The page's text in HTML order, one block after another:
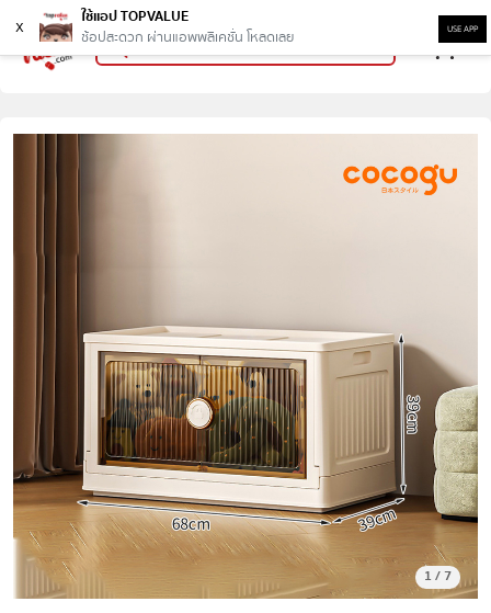
x
ใช้แอป TOPVALUE
ช้อปสะดวก ผ่านแอพพลิเคชั่น โหลดเลย
USE APP
1 / 7